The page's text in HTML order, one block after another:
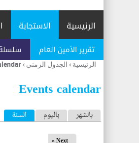
الرئيسية الاستجابة
تقرير الأمين العام
أنت
هنا
الرئيسية › الجدول الزمني ›
Events calendar
ا بالشهر باليوم السنة